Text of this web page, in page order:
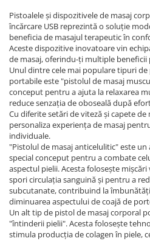
Pistoalele și dispozitivele de masaj
încărcare USB reprezintă o soluție
beneficia de masajul terapeutic în
Aceste dispozitive inovatoare vin
de masaj, oferindu-ți multiple
Unul dintre cele mai populare tipuri
portabile este "pistolul de masaj
conceput pentru a ajuta la relaxarea
reduce senzația de oboseală după
Cu diferite setări de viteză și capete
personaliza experiența de masaj
individuale.
"Pistolul de masaj anticelulitic" este
special conceput pentru a combate
aspectul pielii. Acesta folosește
spori circulația sanguină și pentru a
subcutanate, contribuind la
diminuarea aspectului de coajă de
Un alt tip de pistol de masaj corporal
"întinderii pielii". Acesta folosește
stimula producția de colagen în piele,